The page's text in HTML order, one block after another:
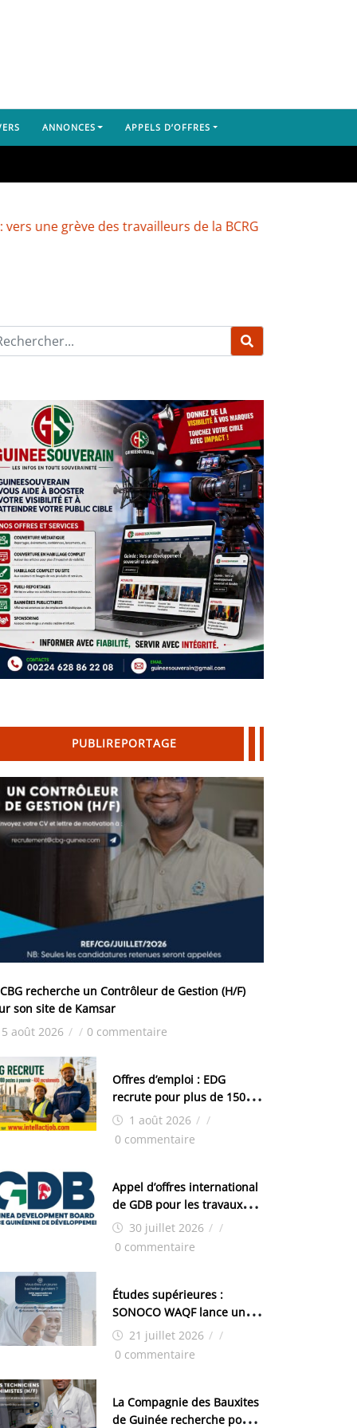
ANNONCES APPELS D’OFFRES
grève des travailleurs de la BCRG Dubréka : un
PUBLIREPORTAGE
recherche un Contrôleur de Gestion (H/F)
son site de Kamsar
5 août 2026 / / 0 commentaire
Offres d’emploi : EDG
recrute pour plus de 150
postes1 août 2026 / /
0 commentaire
Appel d’offres international
de GDB pour les travaux
d’aménagement de la zone
industrielle de FANDJE
30 juillet 2026 / /
0 commentaire
Études supérieures :
SONOCO WAQF lance un
programme de bourses
pour la Malaisie
21 juillet 2026 / /
0 commentaire
La Compagnie des Bauxites
de Guinée recherche pour